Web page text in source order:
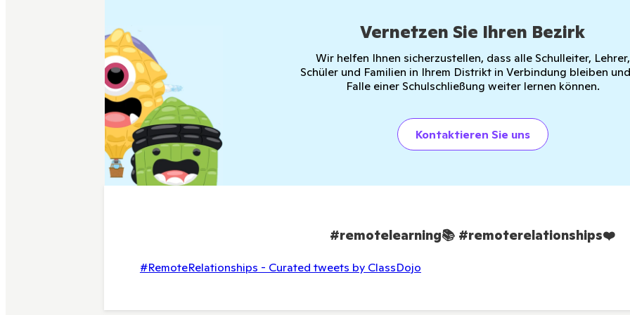
Vernetzen Sie Ihren Bezirk
Wir helfen Ihnen sicherzustellen, dass alle Schulleiter, Lehrer,
Schüler und Familien in Ihrem Distrikt in Verbindung bleiben
Falle einer Schulschließung weiter lernen können.
Kontaktieren Sie uns
#remotelearning📚 #remoterelationships❤️
#RemoteRelationships - Curated tweets by ClassDojo